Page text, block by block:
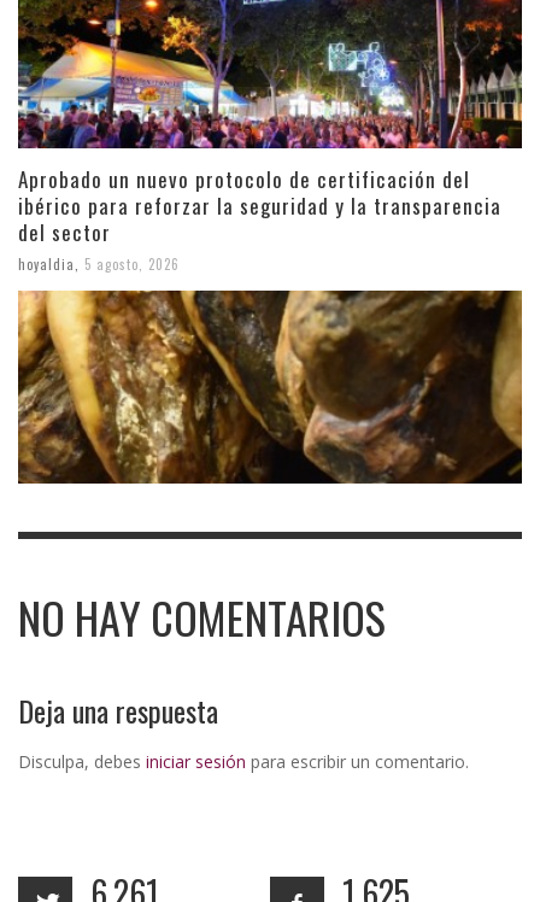
Aprobado un nuevo protocolo de certificación del
ibérico para reforzar la seguridad y la transparencia
del sector
hoyaldia 5 agosto, 2026
NO HAY COMENTARIOS
Deja una respuesta
Disculpa, debes iniciar sesión para escribir un comentario.